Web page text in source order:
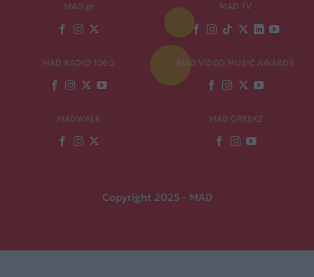
MAD.gr MAD TV
MAD RADIO 106,2 MAD VIDEO MUSIC AWARDS
MADWALK MAD GREEKZ
Copyright 2025 - MAD